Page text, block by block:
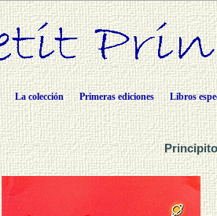
La colección Primeras ediciones Libros